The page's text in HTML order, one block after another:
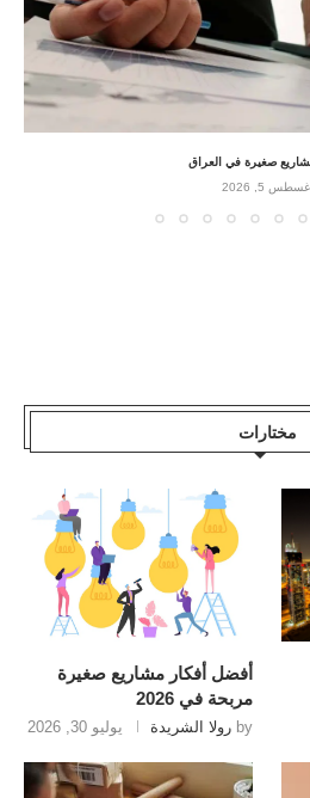
صغيرة في العراق
أغسطس 5, 2026
مختارات
أفضل أفكار مشاريع صغيرة
مربحة في 2026
by رولا الشريدة يوليو 30, 2026